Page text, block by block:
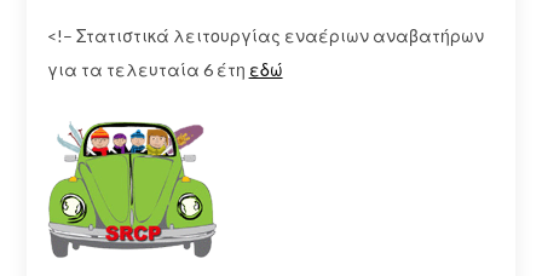
<!– Στατιστικά λειτουργίας εναέριων αναβατήρων
για τα τελευταία 6 έτη εδώ